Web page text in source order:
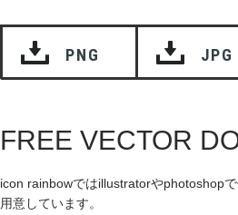
PNG JPG
FREE VECTOR
icon rainbowではillustratorやphotoshop
用意しています。